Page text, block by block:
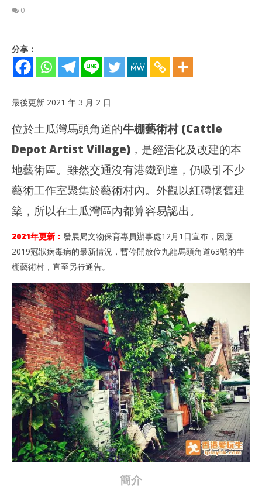
0
NOW VIEWING
[土瓜灣] 牛棚藝術村 – 舊區活化建築好去處 (交通 | 簡介)
年 3
日
香
愛
玩
生
香
分享：
最後更新 2021 年 3 月 2 日
位於土瓜灣馬頭角道的牛棚藝術村 (Cattle
Depot Artist Village) ，是經活化及改建的本
地藝術區。雖然交通沒有港鐵到達，仍吸引不少
藝術工作室聚集於藝術村內。外觀以紅磚懷舊建
築，所以在土瓜灣區內都算容易認出。
2021年更新︰ 發展局文物保育專員辦事處12月1日宣布，因應
2019冠狀病毒病的最新情況，暫停開放位九龍馬頭角道63號的牛
棚藝術村，直至另行通告。
簡介